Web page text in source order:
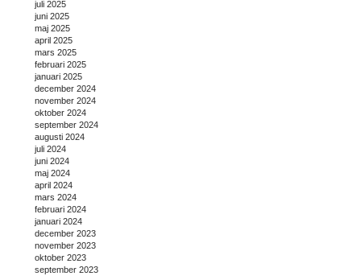
juli 2025
juni 2025
maj 2025
april 2025
mars 2025
februari 2025
januari 2025
december 2024
november 2024
oktober 2024
september 2024
augusti 2024
juli 2024
juni 2024
maj 2024
april 2024
mars 2024
februari 2024
januari 2024
december 2023
november 2023
oktober 2023
september 2023